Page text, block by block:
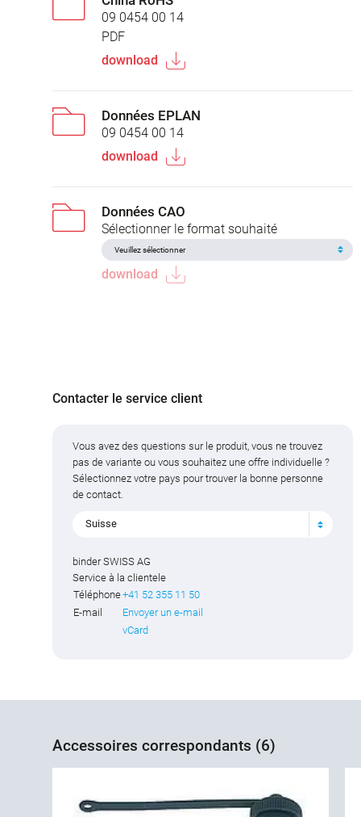
09 0454 00 14
PDF
download
Données EPLAN
09 0454 00 14
download
Données CAO
Sélectionner le format souhaité
download
Contacter le service client
Vous avez des questions sur le produit, vous ne trouvez
pas de variante ou vous souhaitez une offre individuelle ?
Sélectionnez votre pays pour trouver la bonne personne
de contact.
Suisse
binder SWISS AG
Service à la clientele
Téléphone+41 52 355 11 50
E-mail
Envoyer un e-mail
vCard
Accessoires correspondants (6)